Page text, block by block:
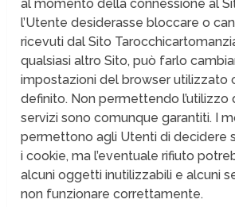
al momento della connessione al
l’Utente desiderasse bloccare o
ricevuti dal Sito
qualsiasi altro Sito, può farlo
impostazioni del browser utilizzato
definito. Non permettendo l’utilizzo
servizi sono comunque garantiti. I
permettono agli Utenti di decidere
i cookie, ma l’eventuale rifiuto
alcuni oggetti inutilizzabili e alcuni
non funzionare correttamente.